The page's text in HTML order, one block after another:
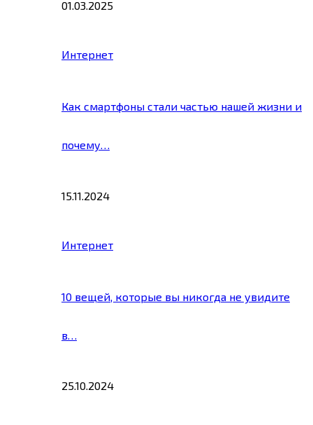
01.03.2025
Интернет
Как смартфоны стали частью нашей жизни и
почему…
15.11.2024
Интернет
10 вещей, которые вы никогда не увидите
в…
25.10.2024